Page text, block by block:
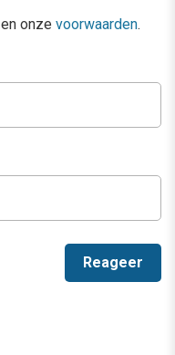
en onze voorwaarden.